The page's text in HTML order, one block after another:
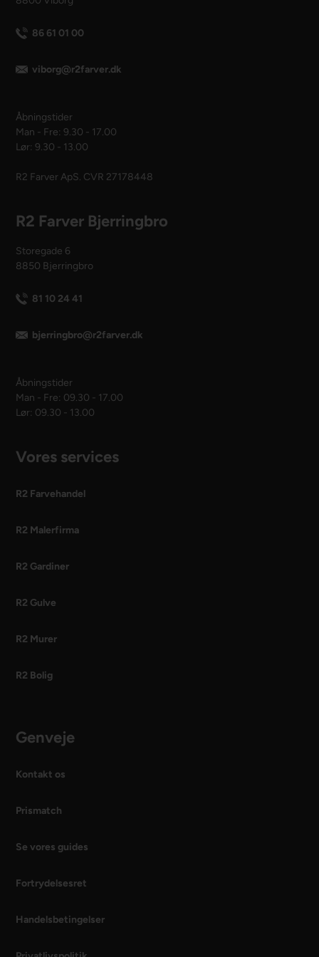
86 61 01 00
viborg@r2farver.dk
Åbningstider
Man - Fre: 9.30 - 17.00
Lør: 9.30 - 13.00
R2 Farver ApS. CVR 27178448
R2 Farver Bjerringbro
Storegade 6
8850 Bjerringbro
81 10 24 41
bjerringbro@r2farver.dk
Åbningstider
Man - Fre: 09.30 - 17.00
Lør: 09.30 - 13.00
Vores services
R2 Farvehandel
R2 Malerfirma
R2 Gardiner
R2 Gulve
R2 Murer
R2 Bolig
Genveje
Kontakt os
Prismatch
Se vores guides
Fortrydelsesret
Handelsbetingelser